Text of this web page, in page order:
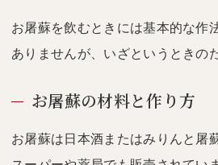
お屠蘇を飲むときには基本的な作
ありませんが、いざというときの
お屠蘇の材料と作り方
お屠蘇は日本酒またはみりんと屠